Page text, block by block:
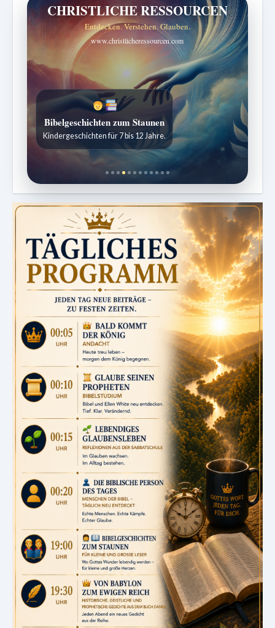
CHRISTLICHE RESSOURCEN
Entdecken. Verstehen. Glauben.
www.christlicheressourcen.com
Sabbatschule mit Pastor Mark Finley
Wöchentliche Lektionen verständlich erklärt.